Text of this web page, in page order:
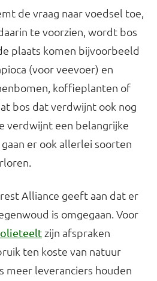
de vraag naar voedsel toe,
te voorzien, wordt bos
plaats komen bijvoorbeeld
(voor veevoer) en
koffieplanten of
bos dat verdwijnt ook nog
verdwijnt een belangrijke
er ook allerlei soorten
Alliance geeft aan dat er
is omgegaan. Voor
zijn afspraken
ten koste van natuur
meer leveranciers houden